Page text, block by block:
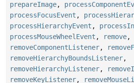
prepareImage,
processFocusEvent ,
processHierarchyEvent ,
processMouseWheelEvent , remove,
removeComponentListener,
removeHierarchyBoundsListener,
removeHierarchyListener,
removeKeyListener,